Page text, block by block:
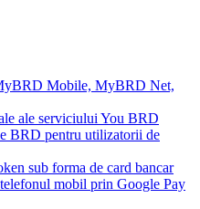
Mobile, MyBRD Net,
ale serviciului You BRD
BRD pentru utilizatorii de
sub forma de card bancar
mobil prin Google Pay